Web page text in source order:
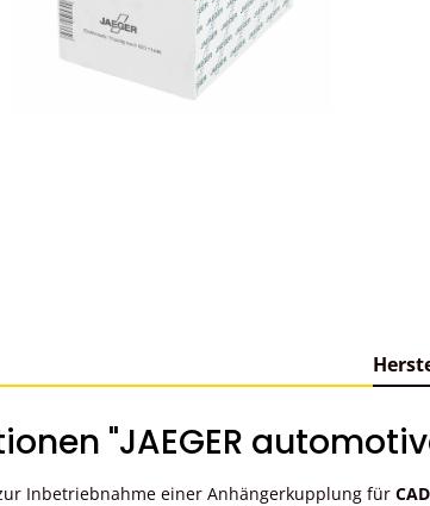
"JAEGER
Inbetriebnahme einer Anhängerkupplung für